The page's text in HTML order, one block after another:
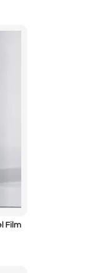
Film